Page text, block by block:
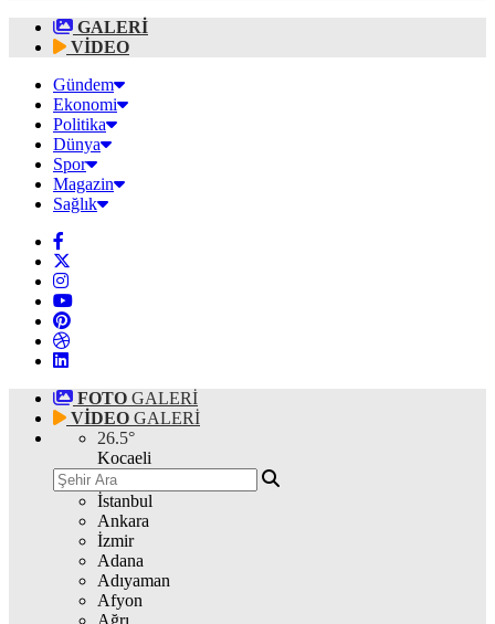
GALERİ
VİDEO
Gündem
Ekonomi
Politika
Dünya
Spor
Magazin
Sağlık
FOTO GALERİ
VİDEO GALERİ
26.5°
Kocaeli
İstanbul
Ankara
İzmir
Adana
Adıyaman
Afyon
Ağrı